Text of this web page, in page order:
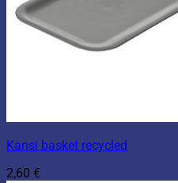
Kansi basket recycled
2,60 €